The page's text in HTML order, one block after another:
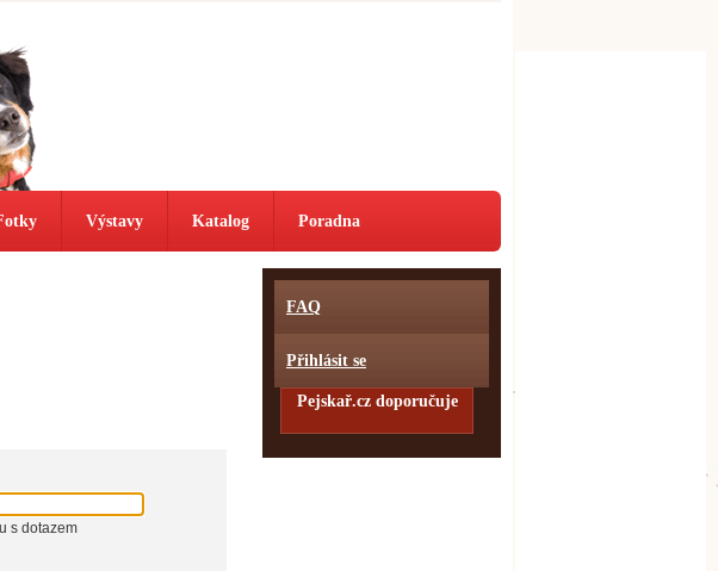
Výstavy Katalog Poradna
s dotazem
FAQ
Přihlásit se
Pejskař.cz doporučuje